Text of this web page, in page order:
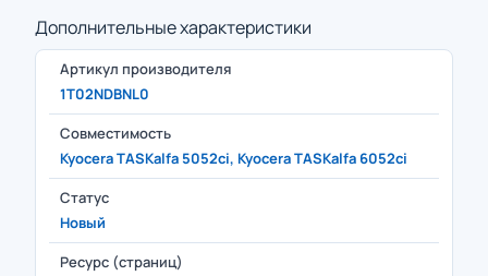
Дополнительные характеристики
Артикул производителя
1T02NDBNL0
Совместимость
Kyocera TASKalfa 5052ci, Kyocera TASKalfa 6052ci
Статус
Новый
Ресурс (страниц)